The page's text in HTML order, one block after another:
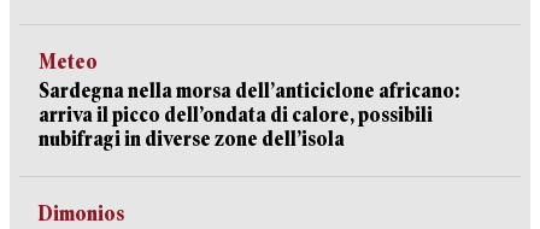
Meteo
Sardegna nella morsa dell’anticiclone africano:
arriva il picco dell’ondata di calore, possibili
nubifragi in diverse zone dell’isola
Dimonios